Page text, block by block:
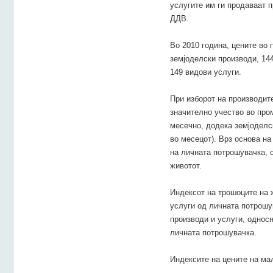
услугите им ги продаваат
ДДВ.
Во 2010 година, цените во
земјоделски производи,
149 видови услуги.
При изборот на
значително учество во
месечно, додека
во месецот). Врз основа
на личната потрошувачка,
животот.
Индексот на трошоците на
услуги од личната
производи и услуги,
личната потрошувачка.
Индексите на цените на